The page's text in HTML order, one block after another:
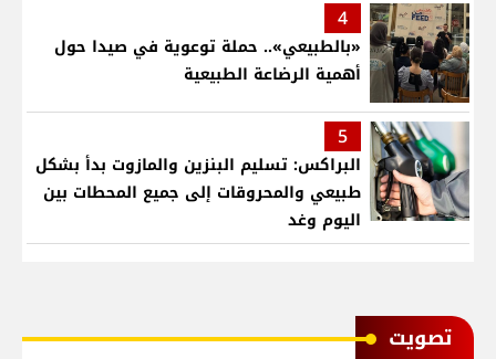
4
«بالطبيعي».. حملة توعوية في صيدا حول
أهمية الرضاعة الطبيعية
5
البراكس: تسليم البنزين والمازوت بدأ بشكل
طبيعي والمحروقات إلى جميع المحطات بين
اليوم وغد
ﺗﺼﻮﻳﺖ